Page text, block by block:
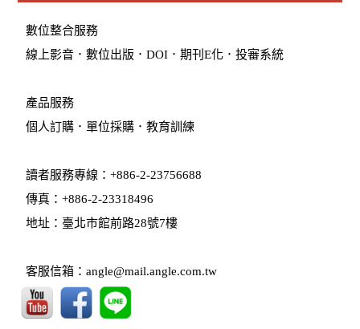
數位整合服務
線上影音 ．數位出版 ．DOI ．期刊E化 ．投審系統
產品服務
個人訂購 ． 單位採購 ．教育訓練
讀者服務專線：+886-2-23756688
傳真：+886-2-23318496
地址：臺北市館前路28號7樓
客服信箱：angle@mail.angle.com.tw